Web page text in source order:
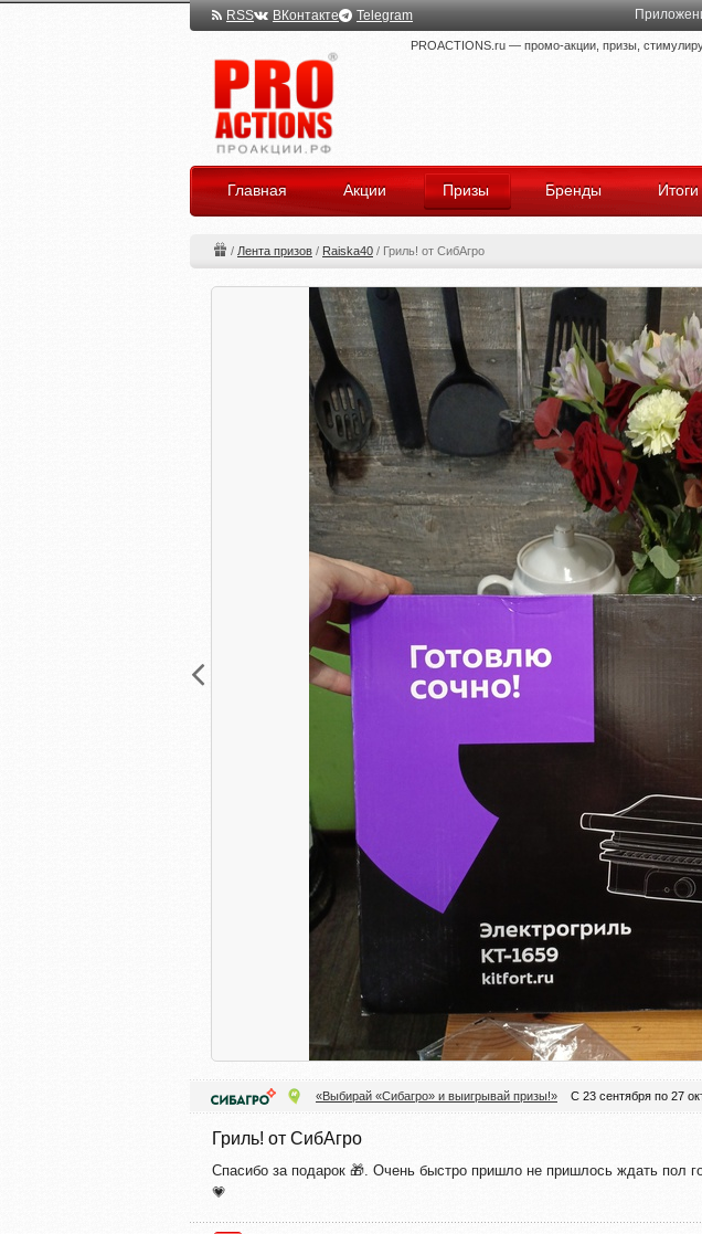
RSS ВКонтакте Telegram
PROACTIONS.ru — промо-акции, призы,
Главная Акции Призы Бренды Итоги
/ Лента призов / Raiska40 / Гриль! от СибАгро
«Выбирай «Сибагро» и выигрывай призы!» С 23 сентября по 27
Гриль! от СибАгро
Спасибо за подарок 🎁. Очень быстро пришло не пришлось ждать пол
💗